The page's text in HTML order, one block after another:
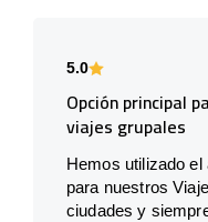
5.0
Opción principal
viajes grupales
Hemos utilizado
para nuestros
ciudades y